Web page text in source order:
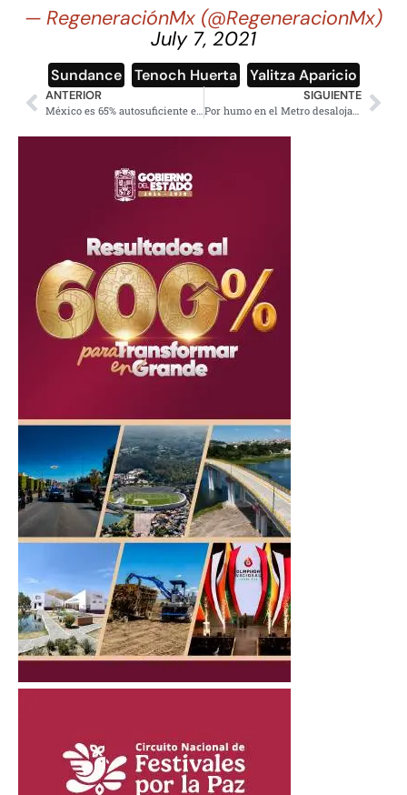
— RegeneraciónMx (@RegeneracionMx)
July 7, 2021
Sundance Tenoch Huerta Yalitza Aparicio
ANTERIOR
México es 65% autosuficiente en gasolinas, en 2024 será 100%: AMLO
SIGUIENTE
Por humo en el Metro desalojan a usuarios en Barranca del Muerto